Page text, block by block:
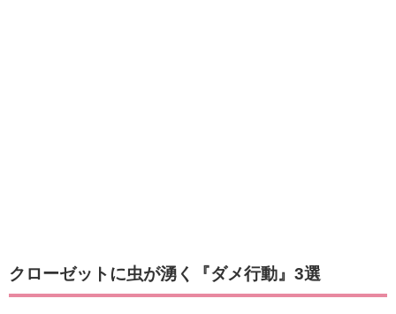
クローゼットに虫が湧く『ダメ行動』3選